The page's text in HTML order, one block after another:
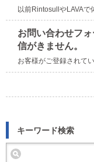
以前RintosullやLAVAで
お問い合わせフ
信がきません。
お客様がご登録されて
キーワード検索